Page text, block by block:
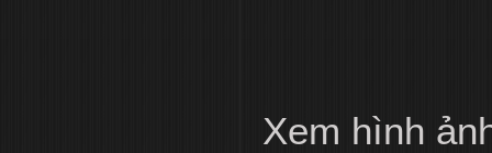
Xem hình